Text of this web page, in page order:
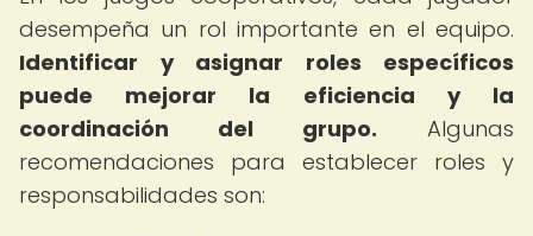
desempeña un rol importante en el equipo.
Identificar y asignar roles específicos
puede mejorar la eficiencia y la
coordinación del grupo. Algunas
recomendaciones para establecer roles y
responsabilidades son: